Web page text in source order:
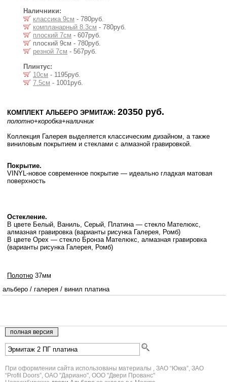
Наличники:
классика 9см - 780руб.
компланарный 8.3см - 780руб.
плоский 7см - 607руб.
плоский 9см - 780руб.
резной 7см - 567руб.
Плинтус:
10см - 1195руб.
7.5см - 1001руб.
КОМПЛЕКТ АЛЬБЕРО ЭРМИТАЖ: 20350 руб.
полотно+коробка+наличник
Коллекция Галерея выделяется классическим дизайном, а также
виниловым покрытием и стеклами с алмазной гравировкой.
Покрытие.
VINYL-новое современное покрытие — идеально гладкая матовая
поверхность
Остекление.
В цвете Белый, Ваниль, Серый, Платина — стекло Мателюкс,
алмазная гравировка (варианты рисунка Галерея, Ромб)
В цвете Орех — стекло Бронза Мателюкс, алмазная гравировка
(варианты рисунка Галерея, Ромб)
Полотно 37мм
альберо / галерея / винил платина
При оформлении сайта использованы материалы , ЗАО “Юкка”, ЗАО
“Profil Doors”, ОАО "Дариано", ООО "Двери Прованс"